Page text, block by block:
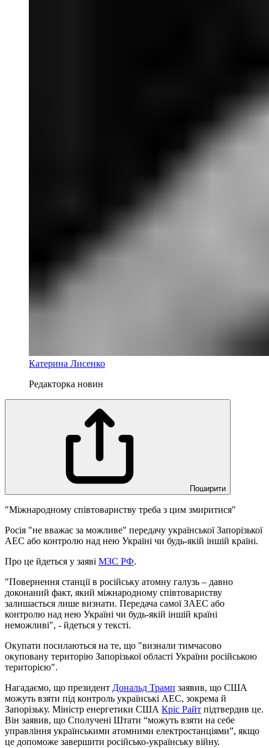
Катерина Лисенко
Редакторка новин
Поширити
"Міжнародному співтовариству треба з цим змиритися"
Росія "не вважає за можливе" передачу української Запорізької
АЕС або контролю над нею Україні чи будь-якій іншій країні.
Про це йдеться у заяві МЗС РФ.
"Повернення станції в російську атомну галузь – давно
доконаний факт, який міжнародному співтовариству
залишається лише визнати. Передача самої ЗАЕС або
контролю над нею Україні чи будь-якій іншій країні
неможливі", - йдеться у тексті.
Окупати посилаються на те, що "визнали тимчасово
окуповану територію Запорізької області України російською
територією".
Нагадаємо, що президент Дональд Трамп заявив, що США
можуть взяти під контроль українські АЕС, зокрема й
Запорізьку. Міністр енергетики США Кріс Райт підтвердив це.
Він заявив, що Сполучені Штати “можуть взяти на себе
управління українськими атомними електростанціями”, якщо
це допоможе завершити російсько-українську війну.